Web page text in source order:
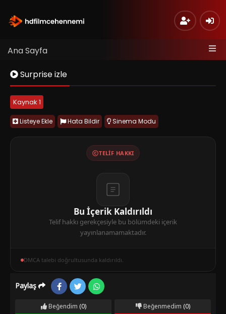
Ana Sayfa
Surprise izle
Kaynak 1
Listeye Ekle Hata Bildir Sinema Modu
TELIF HAKKI
Bu İçerik Kaldırıldı
Telif hakkı gerekçesiyle bu bölümdeki içerik
yayınlanamamaktadır.
DMCA talebi doğrultusunda kaldırıldı.
Paylaş
Beğendim (0) Beğenmedim (0)